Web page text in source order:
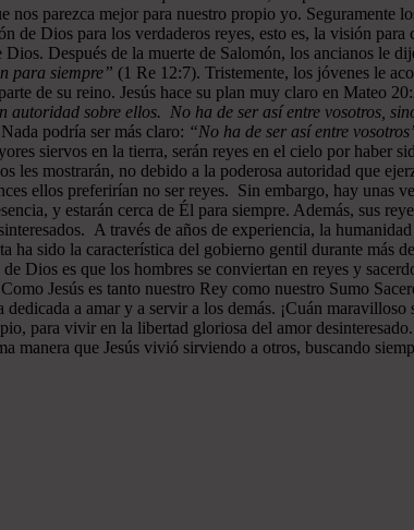
nos parezca mejor para nuestro propio yo. Seguramente
de Dios para los verdaderos reyes, esto es, la visión
Después de la muerte de Salomón, los ancianos le
para siempre” (1 Re 12:7). Tristemente, los jóvenes le
de su reino. Jesús hace su plan muy claro en Mateo
autoridad sobre ellos. No ha de ser así entre vosotros,
Nada podría ser más claro: “No ha de ser así entre
siervos en la tierra, serán reyes en el cielo por haber
les mostrarán, no debido a la poderosa autoridad que
ellos preferirían no ser reyes. Sin embargo, hay unas
y estarán cerca de Él para siempre. Además, sus
A través de años de experiencia, la
ha sido la característica del gobierno gentil durante
Dios es que los hombres se conviertan en reyes y
Jesús es tanto nuestro Rey como nuestro Sumo
a amar y a servir a los demás. ¡Cuán
para vivir en la libertad gloriosa del amor
manera que Jesús vivió sirviendo a otros, buscando